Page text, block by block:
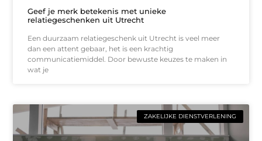
Geef je merk betekenis met unieke
relatiegeschenken uit Utrecht
Een duurzaam relatiegeschenk uit Utrecht is veel meer
dan een attent gebaar, het is een krachtig
communicatiemiddel. Door bewuste keuzes te maken in
wat je
ZAKELIJKE DIENSTVERLENING